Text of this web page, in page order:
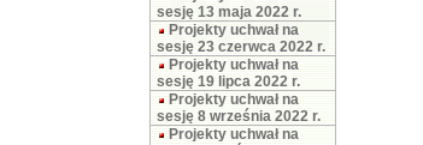
sesję 13 maja 2022 r.
Projekty uchwał na
sesję 23 czerwca 2022 r.
Projekty uchwał na
sesję 19 lipca 2022 r.
Projekty uchwał na
sesję 8 września 2022 r.
Projekty uchwał na